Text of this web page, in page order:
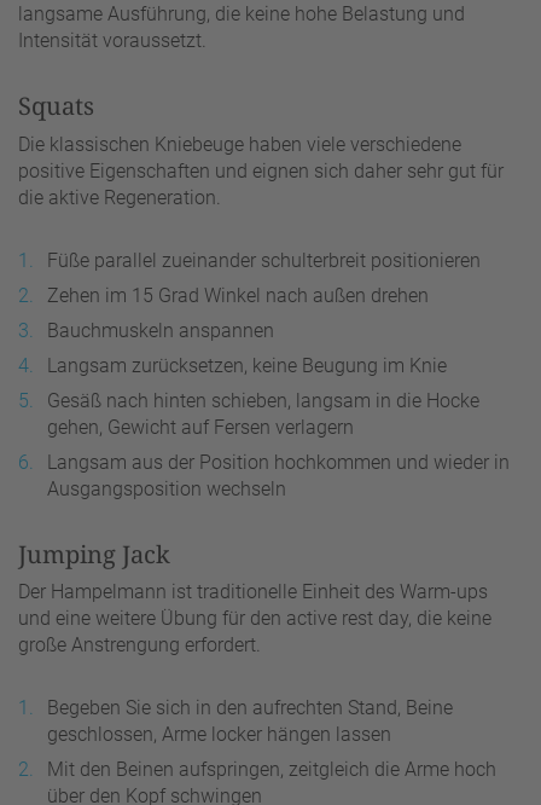
langsame Ausführung, die keine hohe Belastung und
Intensität voraussetzt.
Squats
Die klassischen Kniebeuge haben viele verschiedene
positive Eigenschaften und eignen sich daher sehr gut für
die aktive Regeneration.
Füße parallel zueinander schulterbreit positionieren
Zehen im 15 Grad Winkel nach außen drehen
Bauchmuskeln anspannen
Langsam zurücksetzen, keine Beugung im Knie
Gesäß nach hinten schieben, langsam in die Hocke
gehen, Gewicht auf Fersen verlagern
Langsam aus der Position hochkommen und wieder in
Ausgangsposition wechseln
Jumping Jack
Der Hampelmann ist traditionelle Einheit des Warm-ups
und eine weitere Übung für den active rest day, die keine
große Anstrengung erfordert.
Begeben Sie sich in den aufrechten Stand, Beine
geschlossen, Arme locker hängen lassen
Mit den Beinen aufspringen, zeitgleich die Arme hoch
über den Kopf schwingen